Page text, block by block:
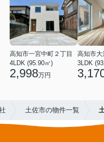
高知市一宮中町２丁目
4LDK (95.90㎡)
2,998万円
高知市大
3LDK
土佐市の物件一覧